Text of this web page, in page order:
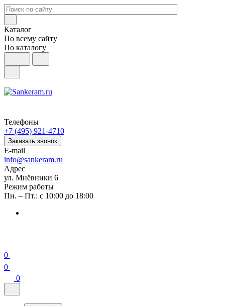
Каталог
По всему сайту
По каталогу
Телефоны
+7 (495) 921-4710
Заказать звонок
E-mail
info@sankeram.ru
Адрес
ул. Мнёвники 6
Режим работы
Пн. – Пт.: с 10:00 до 18:00
0
0
0